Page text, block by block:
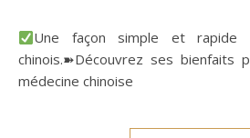
Une façon simple et rapide
chinois.➽Découvrez ses bienfaits
médecine chinoise